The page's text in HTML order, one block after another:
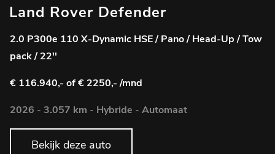
Land Rover Defender
2.0 P300e 110 X-Dynamic HSE / Pano / Head-Up / Tow
pack / 22''
€ 116.940,- of € 2250,- /mnd
2026 - 3.057 km - Hybride - Automaat
Bekijk deze auto